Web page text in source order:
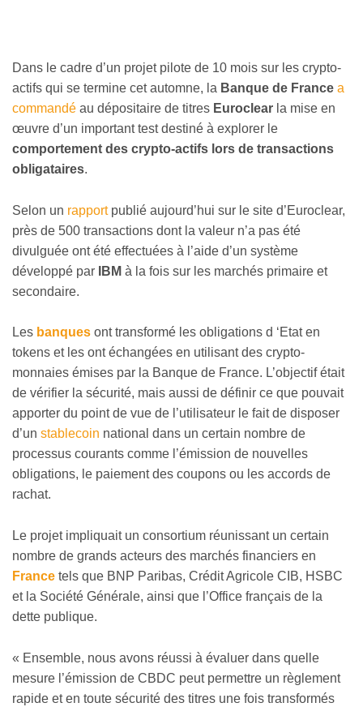
Dans le cadre d’un projet pilote de 10 mois sur les crypto-
actifs qui se termine cet automne, la Banque de France a
commandé au dépositaire de titres Euroclear la mise en
œuvre d’un important test destiné à explorer le
comportement des crypto-actifs lors de transactions
obligataires.
Selon un rapportpublié aujourd’hui sur le site d’Euroclear,
près de 500 transactions dont la valeur n’a pas été
divulguée ont été effectuées à l’aide d’un système
développé par
IBM à la fois sur les marchés primaire et
secondaire.
Les banques ont transformé les obligations d ‘Etat en
tokens et les ont échangées en utilisant des crypto-
monnaies émises par la Banque de France. L’objectif était
de vérifier la sécurité, mais aussi de définir ce que pouvait
apporter du point de vue de l’utilisateur le fait de disposer
d’un stablecoin national dans un certain nombre de
processus courants comme l’émission de nouvelles
obligations, le paiement des coupons ou les accords de
rachat.
Le projet impliquait un consortium réunissant un certain
nombre de grands acteurs des marchés financiers en
France tels que BNP Paribas, Crédit Agricole CIB, HSBC
et la Société Générale, ainsi que l’Office français de la
dette publique.
« Ensemble, nous avons réussi à évaluer dans quelle
mesure l’émission de CBDC peut permettre un règlement
rapide et en toute sécurité des titres une fois transformés